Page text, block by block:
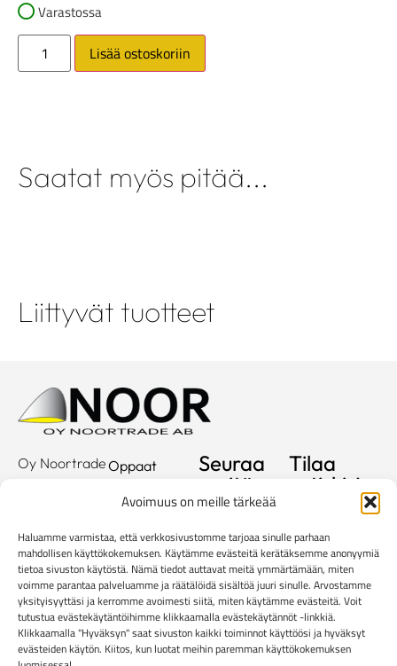
Avoimuus on meille tärkeää
Haluamme varmistaa, että verkkosivustomme tarjoaa sinulle parhaan
mahdollisen käyttökokemuksen. Käytämme evästeitä kerätäksemme anonyymiä
tietoa sivuston käytöstä. Nämä tiedot auttavat meitä ymmärtämään, miten
voimme parantaa palveluamme ja räätälöidä sisältöä juuri sinulle. Arvostamme
yksityisyyttäsi ja kerromme avoimesti siitä, miten käytämme evästeitä. Voit
tutustua evästekäytäntöihimme klikkaamalla evästekäytännöt -linkkiä.
Klikkaamalla "Hyväksyn" saat sivuston kaikki toiminnot käyttöösi ja hyväksyt
evästeiden käytön. Kiitos, kun luotat meihin paremman käyttökokemuksen
Varastossa
Lisää ostoskoriin
Saatat myös pitää...
Liittyvät tuotteet
Oy Noortrade
Hallimestarinkatu
20780
Kaarina
info@noortrade.fi
+358 2 51 22
500
Oppaat
Kuvastot
Showroom
Yritys
Yhteystiedot
Ajankohtaista
Seuraa
meitä
Tilaa
uutiskirje